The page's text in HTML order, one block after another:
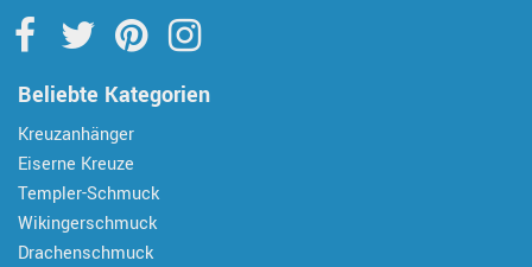
Beliebte Kategorien
Kreuzanhänger
Eiserne Kreuze
Templer-Schmuck
Wikingerschmuck
Drachenschmuck